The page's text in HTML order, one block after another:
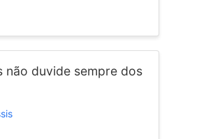
não duvide sempre dos